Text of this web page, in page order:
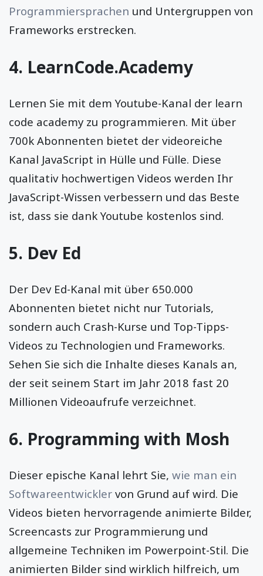
Programmiersprachen und Untergruppen von
Frameworks erstrecken.
4. LearnCode.Academy
Lernen Sie mit dem Youtube-Kanal der learn
code academy zu programmieren. Mit über
700k Abonnenten bietet der videoreiche
Kanal JavaScript in Hülle und Fülle. Diese
qualitativ hochwertigen Videos werden Ihr
JavaScript-Wissen verbessern und das Beste
ist, dass sie dank Youtube kostenlos sind.
5. Dev Ed
Der Dev Ed-Kanal mit über 650.000
Abonnenten bietet nicht nur Tutorials,
sondern auch Crash-Kurse und Top-Tipps-
Videos zu Technologien und Frameworks.
Sehen Sie sich die Inhalte dieses Kanals an,
der seit seinem Start im Jahr 2018 fast 20
Millionen Videoaufrufe verzeichnet.
6. Programming with Mosh
Dieser epische Kanal lehrt Sie, wie man ein
Softwareentwickler von Grund auf wird. Die
Videos bieten hervorragende animierte Bilder,
Screencasts zur Programmierung und
allgemeine Techniken im Powerpoint-Stil. Die
animierten Bilder sind wirklich hilfreich, um